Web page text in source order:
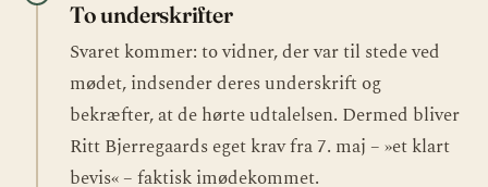
To underskrifter
Svaret kommer: to vidner, der var til stede ved
mødet, indsender deres underskrift og
bekræfter, at de hørte udtalelsen. Dermed bliver
Ritt Bjerregaards eget krav fra 7. maj – »et klart
bevis« – faktisk imødekommet.